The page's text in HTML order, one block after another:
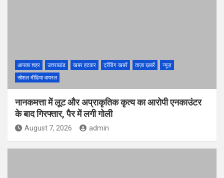
आपका शहर उत्तराखंड खबर हटकर ट्रेंडिंग खबरें ताज़ा ख़बरें
न्यूज़
सोशल मीडिया वायरल
नानकमत्ता में लूट और अप्राकृतिक कृत्य का आरोपी एनकाउंटर
के बाद गिरफ्तार, पैर में लगी गोली
August 7, 2026 admin